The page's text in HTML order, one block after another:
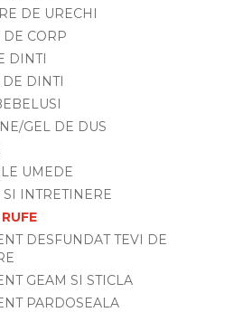
DE URECHI
DE CORP
DINTI
DE DINTI
GEL DE DUS
UMEDE
INTRETINERE
DESFUNDAT TEVI DE
GEAM SI STICLA
PARDOSEALA